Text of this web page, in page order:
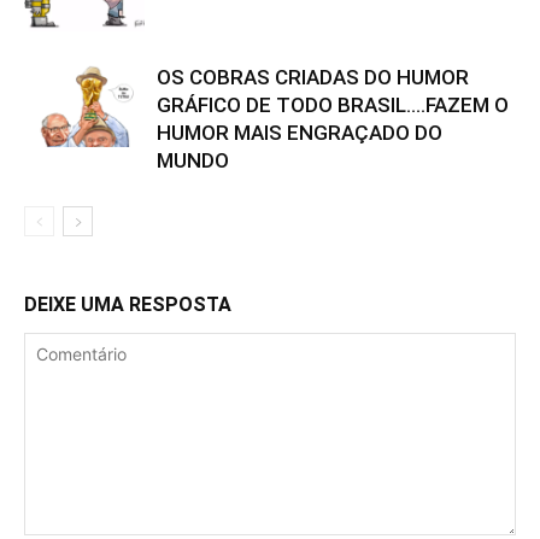
OS COBRAS CRIADAS DO HUMOR
GRÁFICO DE TODO BRASIL….FAZEM O
HUMOR MAIS ENGRAÇADO DO
MUNDO
DEIXE UMA RESPOSTA